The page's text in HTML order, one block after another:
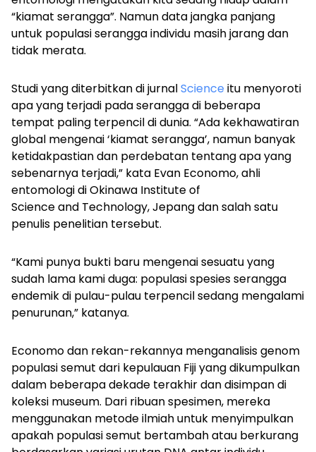
“kiamat serangga”. Namun data jangka panjang
untuk populasi serangga individu masih jarang dan
tidak merata.
Studi yang diterbitkan di jurnalScience itu menyoroti
apa yang terjadi pada serangga di beberapa
tempat paling terpencil di dunia. “Ada kekhawatiran
global mengenai ‘kiamat serangga’, namun banyak
ketidakpastian dan perdebatan tentang apa yang
sebenarnya terjadi,” kata Evan Economo, ahli
entomologi di Okinawa Institute of
Science and Technology, Jepang dan salah satu
penulis penelitian tersebut.
“Kami punya bukti baru mengenai sesuatu yang
sudah lama kami duga: populasi spesies serangga
endemik di pulau-pulau terpencil sedang mengalami
penurunan,” katanya.
Economo dan rekan-rekannya menganalisis genom
populasi semut dari kepulauan Fiji yang dikumpulkan
dalam beberapa dekade terakhir dan disimpan di
koleksi museum. Dari ribuan spesimen, mereka
menggunakan metode ilmiah untuk menyimpulkan
apakah populasi semut bertambah atau berkurang